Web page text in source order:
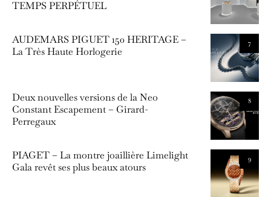
TEMPS PERPÉTUEL
7
AUDEMARS PIGUET 150 HERITAGE –
La Très Haute Horlogerie
8
Deux nouvelles versions de la Neo
Constant Escapement – Girard-
Perregaux
9
PIAGET – La montre joaillière Limelight
Gala revêt ses plus beaux atours